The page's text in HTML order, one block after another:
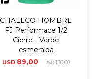
CHALECO HOMBRE
FJ Performace 1/2
Cierre - Verde
esmeralda
USD 89,00 USD130,00